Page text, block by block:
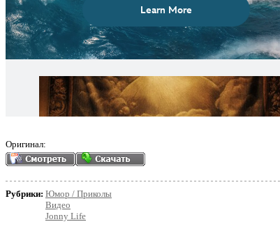
Оригинал:
Рубрики: Юмор / Приколы
Видео
Jonny Life